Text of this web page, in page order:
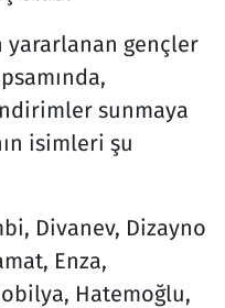
yararlanan gençler
sunmaya
isimleri şu
Divanev, Dizayno
Enza,
Hatemoğlu,